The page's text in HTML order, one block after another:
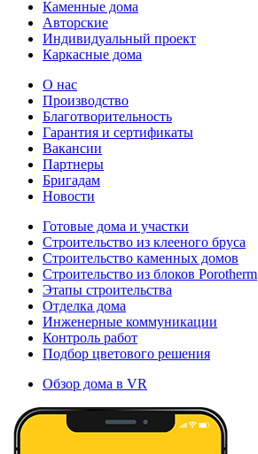
Каменные дома
Авторские
Индивидуальный проект
Каркасные дома
О нас
Производство
Благотворительность
Гарантия и сертификаты
Вакансии
Партнеры
Бригадам
Новости
Готовые дома и участки
Строительство из клееного бруса
Строительство каменных домов
Строительство из блоков Porotherm
Этапы строительства
Отделка дома
Инженерные коммуникации
Контроль работ
Подбор цветового решения
Обзор дома в VR